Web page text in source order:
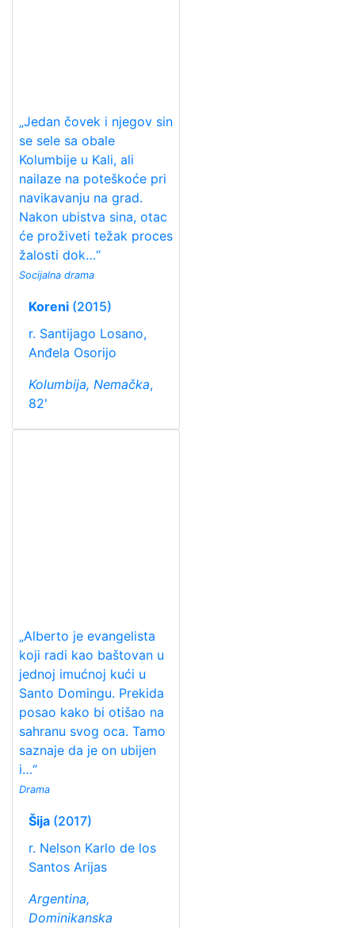
„Jedan čovek i njegov sin
se sele sa obale
Kolumbije u Kali, ali
nailaze na poteškoće pri
navikavanju na grad.
Nakon ubistva sina, otac
će proživeti težak proces
žalosti dok…“
Socijalna drama
Koreni (2015)
r. Santijago Losano,
Anđela Osorijo
Kolumbija, Nemačka,
82'
„Alberto je evangelista
koji radi kao baštovan u
jednoj imućnoj kući u
Santo Domingu. Prekida
posao kako bi otišao na
sahranu svog oca. Tamo
saznaje da je on ubijen
i…“
Drama
Šija (2017)
r. Nelson Karlo de los
Santos Arijas
Argentina,
Dominikanska